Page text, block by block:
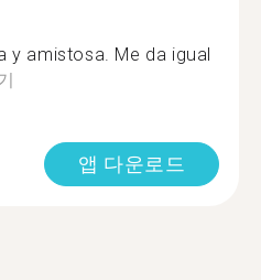
y amistosa. Me da igual
앱 다운로드